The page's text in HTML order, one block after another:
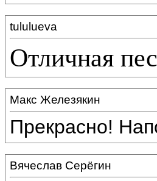
tululueva
Отличная
Макс Железякин
Прекрасно!
Вячеслав Серёгин